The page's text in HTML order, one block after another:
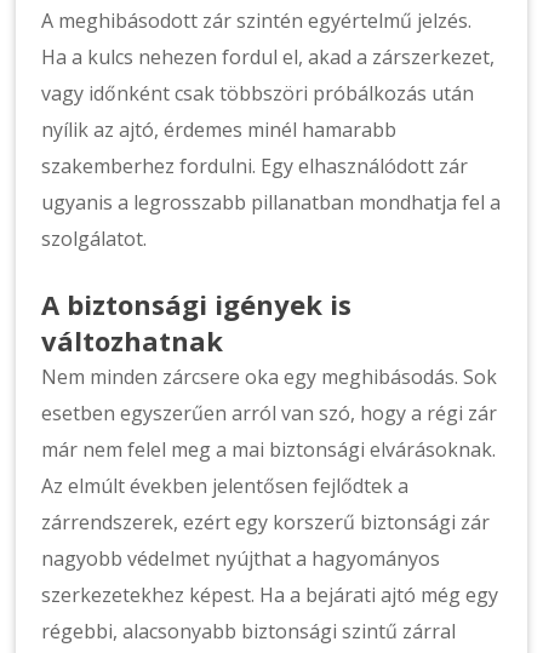
A meghibásodott zár szintén egyértelmű jelzés.
Ha a kulcs nehezen fordul el, akad a zárszerkezet,
vagy időnként csak többszöri próbálkozás után
nyílik az ajtó, érdemes minél hamarabb
szakemberhez fordulni. Egy elhasználódott zár
ugyanis a legrosszabb pillanatban mondhatja fel a
szolgálatot.
A biztonsági igények is
változhatnak
Nem minden zárcsere oka egy meghibásodás. Sok
esetben egyszerűen arról van szó, hogy a régi zár
már nem felel meg a mai biztonsági elvárásoknak.
Az elmúlt években jelentősen fejlődtek a
zárrendszerek, ezért egy korszerű biztonsági zár
nagyobb védelmet nyújthat a hagyományos
szerkezetekhez képest. Ha a bejárati ajtó még egy
régebbi, alacsonyabb biztonsági szintű zárral